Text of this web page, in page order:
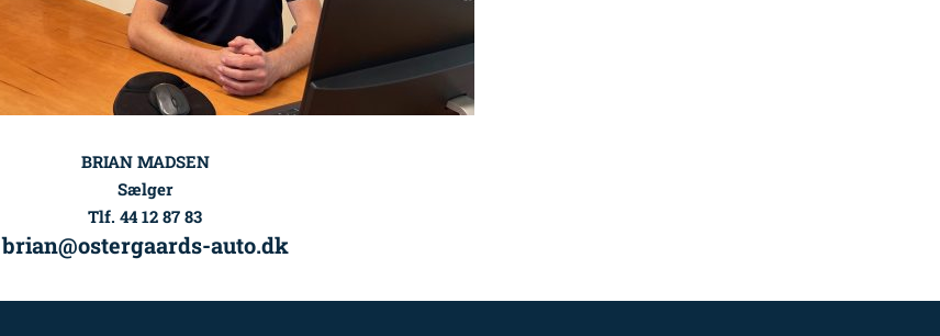
BRIAN MADSEN
Sælger
Tlf. 44 12 87 83
brian@ostergaards-auto.dk